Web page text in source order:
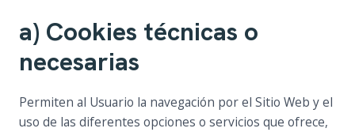
a) Cookies técnicas o
necesarias
Permiten al Usuario la navegación por el Sitio Web y el
uso de las diferentes opciones o servicios que ofrece,